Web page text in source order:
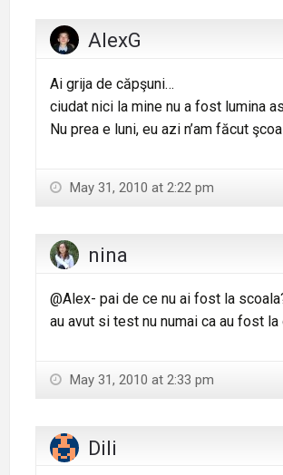
AlexG
Ai grija de căpşuni…
ciudat nici la mine nu a fost lumina
Nu prea e luni, eu azi n’am făcut
May 31, 2010 at 2:22 pm
nina
@Alex- pai de ce nu ai fost la
au avut si test nu numai ca au fost la
May 31, 2010 at 2:33 pm
Dili